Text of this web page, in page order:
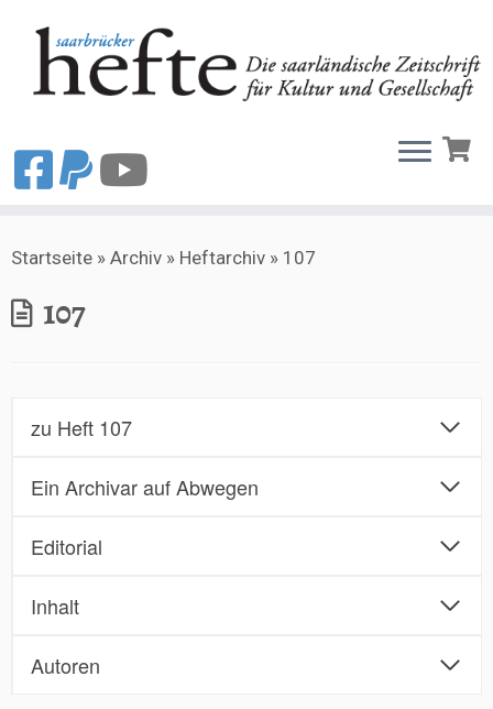
Inhalt
Startseite » Archiv » Heftarchiv » 107
107
zu Heft 107
Ein Archivar auf Abwegen
Editorial
Inhalt
Autoren